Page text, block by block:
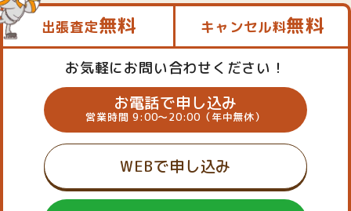
出張査定無料 キャンセル料無料
お気軽にお問い合わせください！
お電話で申し込み
営業時間 9:00～20:00（年中無休）
WEBで申し込み